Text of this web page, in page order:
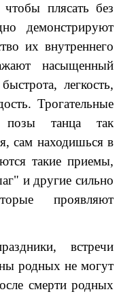
плясать без
демонстрируют
их внутреннего
насыщенный
легкость,
Трогательные
позы танца так
сам находишься в
такие приемы,
и другие сильно
проявляют
встречи
родных не могут
смерти родных